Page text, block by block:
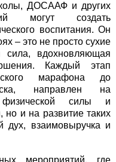
ДОСААФ и других
могут создать
воспитания. Он
– это не просто сухие
вдохновляющая
Каждый этап
марафона до
направлен на
силы и
но и на развитие таких
дух, взаимовыручка и